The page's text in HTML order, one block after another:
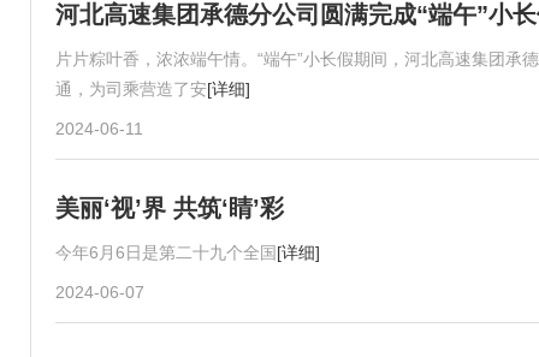
河北高速集团承德分公司圆满完成“端午”小
片片粽叶香，浓浓端午情。“端午”小长假期间，河北高速集团
通，为司乘营造了安[详细]
2024-06-11
美丽‘视’界 共筑‘睛’彩
今年6月6日是第二十九个全国[详细]
2024-06-07